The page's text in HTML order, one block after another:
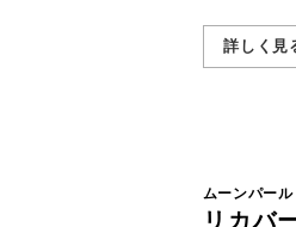
詳しく見
ムーンパール
リカバ